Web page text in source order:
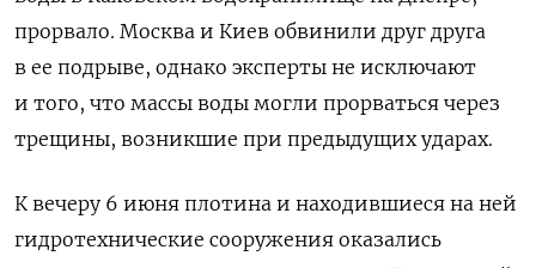
прорвало. Москва и Киев обвинили друг друга
в ее подрыве, однако эксперты не исключают
и того, что массы воды могли прорваться через
трещины, возникшие при предыдущих ударах.
К вечеру 6 июня плотина и находившиеся на ней
гидротехнические сооружения оказались